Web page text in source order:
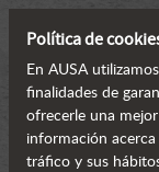
Política de
En AUSA
finalidades de
ofrecerle una
información
tráfico y sus